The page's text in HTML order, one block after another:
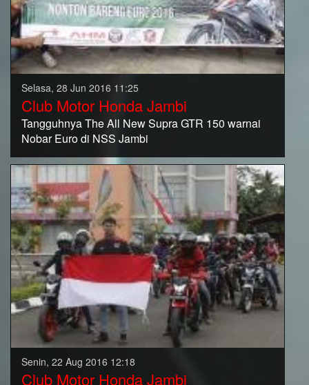
Selasa, 28 Jun 2016 11:25
Club Motor Honda Jambi
Tangguhnya The All New Supra GTR 150 warnai
Nobar Euro di NSS Jambi
Senin, 22 Aug 2016 12:18
Club Motor Honda Jambi